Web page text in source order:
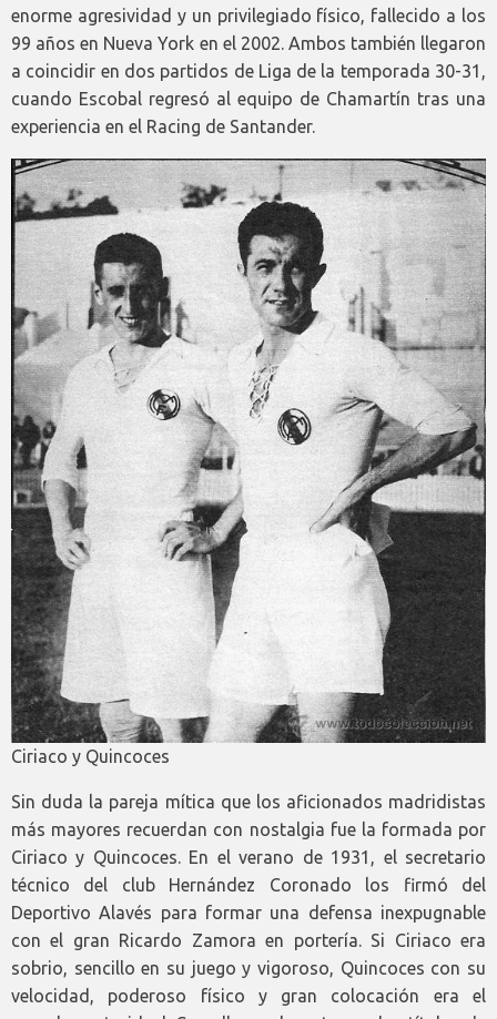
enorme agresividad y un privilegiado físico, fallecido a los
99 años en Nueva York en el 2002. Ambos también llegaron
a coincidir en dos partidos de Liga de la temporada 30-31,
cuando Escobal regresó al equipo de Chamartín tras una
experiencia en el Racing de Santander.
Ciriaco y Quincoces
Sin duda la pareja mítica que los aficionados madridistas
más mayores recuerdan con nostalgia fue la formada por
Ciriaco y Quincoces. En el verano de 1931, el secretario
técnico del club Hernández Coronado los firmó del
Deportivo Alavés para formar una defensa inexpugnable
con el gran Ricardo Zamora en portería. Si Ciriaco era
sobrio, sencillo en su juego y vigoroso, Quincoces con su
velocidad, poderoso físico y gran colocación era el